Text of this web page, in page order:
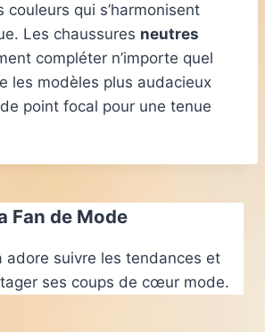
couleurs qui s’harmonisent
Les chaussures neutres
compléter n’importe quel
les modèles plus audacieux
point focal pour une tenue
Fan de Mode
adore suivre les tendances et
ses coups de cœur mode.